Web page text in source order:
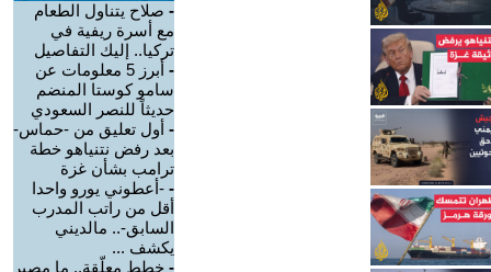
- صلاح يتناول الطعام
مع أسرة ريفية في
تركيا.. إليك التفاصيل
-
أبرز 5 معلومات عن
سامو كوستا المنضم
حديثاً للنصر السعودي
- أول تعليق من -حماس-
بعد رفض نتنياهو خطة
ترامب بشأن غزة
- -أعطوني يورو واحدا
أقل من راتب المدرب
السابق-.. مالديني
يكشف ...
- خطط معلّقة.. ما مصير